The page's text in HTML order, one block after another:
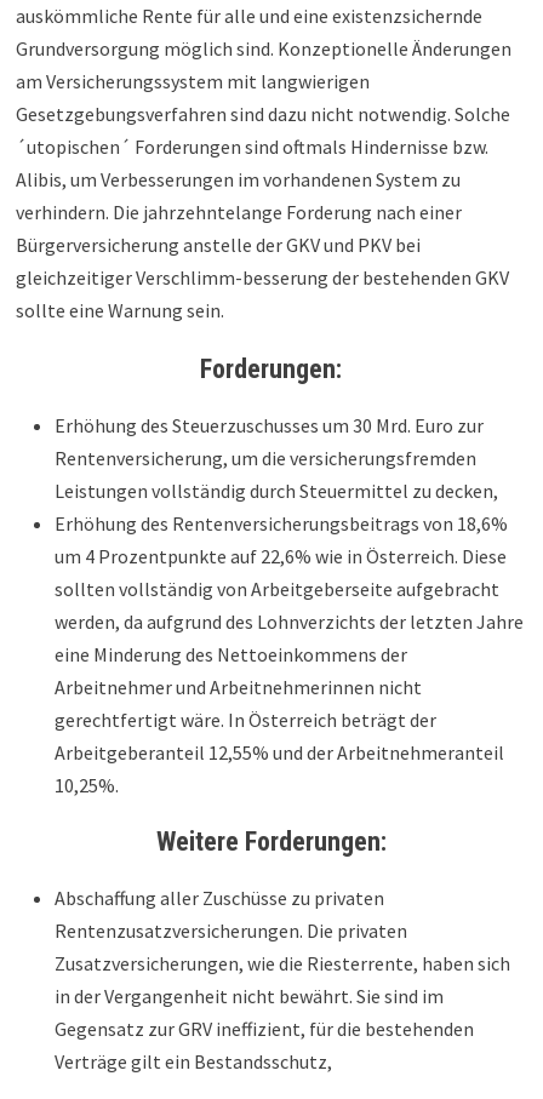
auskömmliche Rente für alle und eine existenzsichernde
Grundversorgung möglich sind. Konzeptionelle Änderungen
am Versicherungssystem mit langwierigen
Gesetzgebungsverfahren sind dazu nicht notwendig. Solche
´utopischen´ Forderungen sind oftmals Hindernisse bzw.
Alibis, um Verbesserungen im vorhandenen System zu
verhindern. Die jahrzehntelange Forderung nach einer
Bürgerversicherung anstelle der GKV und PKV bei
gleichzeitiger Verschlimm-besserung der bestehenden GKV
sollte eine Warnung sein.
Forderungen:
Erhöhung des Steuerzuschusses um 30 Mrd. Euro zur
Rentenversicherung, um die versicherungsfremden
Leistungen vollständig durch Steuermittel zu decken,
Erhöhung des Rentenversicherungsbeitrags von 18,6%
um 4 Prozentpunkte auf 22,6% wie in Österreich. Diese
sollten vollständig von Arbeitgeberseite aufgebracht
werden, da aufgrund des Lohnverzichts der letzten Jahre
eine Minderung des Nettoeinkommens der
Arbeitnehmer und Arbeitnehmerinnen nicht
gerechtfertigt wäre. In Österreich beträgt der
Arbeitgeberanteil 12,55% und der Arbeitnehmeranteil
10,25%.
Weitere Forderungen:
Abschaffung aller Zuschüsse zu privaten
Rentenzusatzversicherungen. Die privaten
Zusatzversicherungen, wie die Riesterrente, haben sich
in der Vergangenheit nicht bewährt. Sie sind im
Gegensatz zur GRV ineffizient, für die bestehenden
Verträge gilt ein Bestandsschutz,